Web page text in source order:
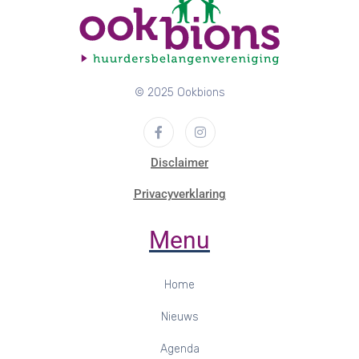
© 2025 Ookbions
Disclaimer
Privacyverklaring
Menu
Home
Nieuws
Agenda